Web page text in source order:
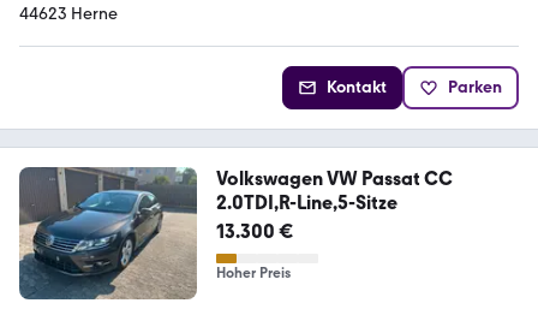
44623 Herne
Kontakt Parken
Volkswagen VW Passat CC
2.0TDI,R-Line,5-Sitze
13.300 €
Hoher Preis